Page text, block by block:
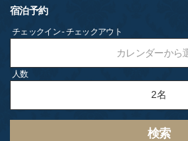
宿泊予約
チェックイン - チェックアウト
カレンダーから
人数
検索